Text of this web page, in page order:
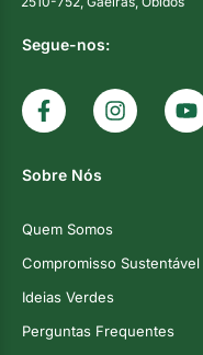
Segue-nos:
Sobre Nós
Quem Somos
Compromisso Sustentável
Ideias Verdes
Perguntas Frequentes